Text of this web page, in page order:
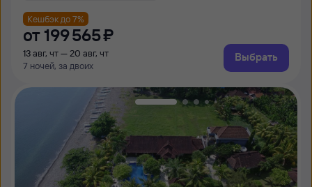
Кешбэк до 7%
от 199 ⁠565 ⁠₽
13 авг, чт — 20 авг, чт
7 ночей, за двоих
Выбрать